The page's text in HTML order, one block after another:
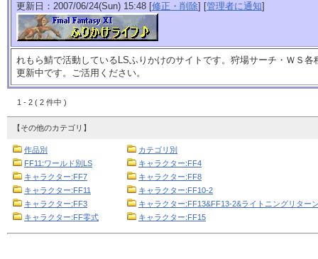
更新日：2007/06/24(Sun) 15:48 [修正・削除] [管理者に通知]
れもら鯖で活動しているLSふりかけのサイトです。狩場サーチ・ＷＳ
更新中です。ご活用ください。
1 - 2 ( 2 件中 )
【その他のカテゴリ】
作品別
カテゴリ別
FF11:ワールド別LS
キャラクター:FF4
キャラクター:FF7
キャラクター:FF8
キャラクター:FF11
キャラクター:FF10-2
キャラクター:FF3
キャラクター:FF13&FF13-2&ライトニングリター
キャラクター:FF零式
キャラクター:FF15